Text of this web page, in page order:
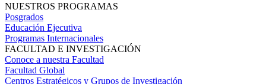
NUESTROS PROGRAMAS
Posgrados
Educación Ejecutiva
Programas Internacionales
FACULTAD E INVESTIGACIÓN
Conoce a nuestra Facultad
Facultad Global
Centros Estratégicos y Grupos de Investigación